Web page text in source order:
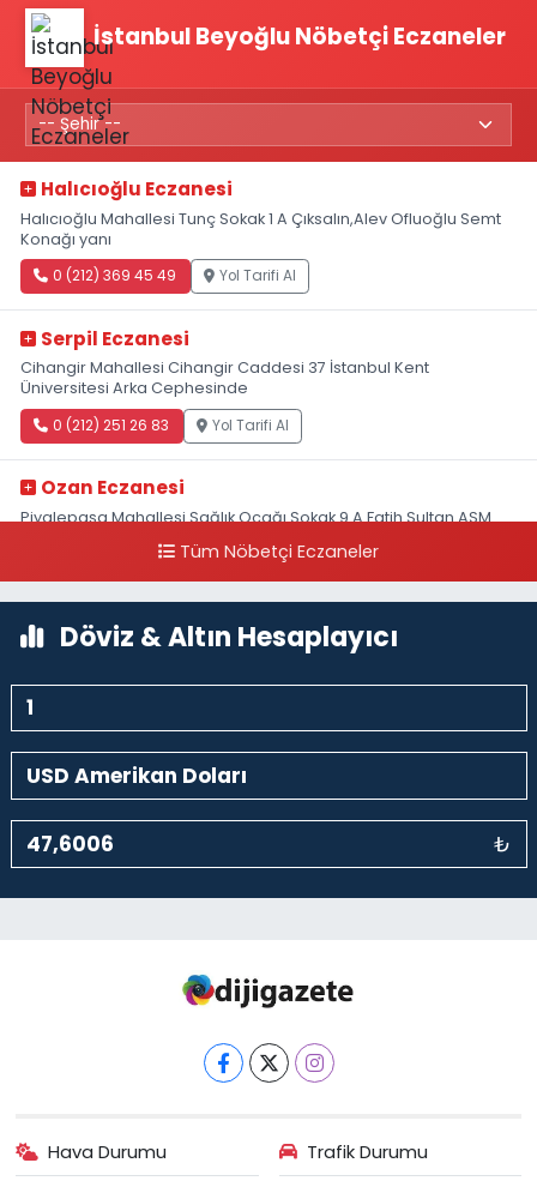
İstanbul Beyoğlu Nöbetçi Eczaneler
Halıcıoğlu Eczanesi
Halıcıoğlu Mahallesi Tunç Sokak 1 A Çıksalın,Alev Ofluoğlu Semt
Konağı yanı
0 (212) 369 45 49 Yol Tarifi Al
Serpil Eczanesi
Cihangir Mahallesi Cihangir Caddesi 37 İstanbul Kent
Üniversitesi Arka Cephesinde
0 (212) 251 26 83 Yol Tarifi Al
Ozan Eczanesi
Piyalepaşa Mahallesi Sağlık Ocağı Sokak 9 A Fatih Sultan ASM
Tüm Nöbetçi Eczaneler
Döviz & Altın Hesaplayıcı
₺
Hava Durumu Trafik Durumu